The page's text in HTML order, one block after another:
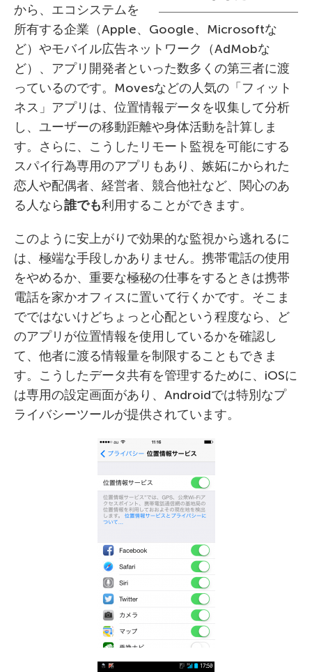
から、エコシステムを
所有する企業（Apple、Google、Microsoftな
ど）やモバイル広告ネットワーク（AdMobな
ど）、アプリ開発者といった数多くの第三者に渡
っているのです。Movesなどの人気の「フィット
ネス」アプリは、位置情報データを収集して分析
し、ユーザーの移動距離や身体活動を計算しま
す。さらに、こうしたリモート監視を可能にする
スパイ行為専用のアプリもあり、嫉妬にかられた
恋人や配偶者、経営者、競合他社など、関心のあ
る人なら誰でも利用することができます。
このように安上がりで効果的な監視から逃れるに
は、極端な手段しかありません。携帯電話の使用
をやめるか、重要な極秘の仕事をするときは携帯
電話を家かオフィスに置いて行くかです。そこま
でではないけどちょっと心配という程度なら、ど
のアプリが位置情報を使用しているかを確認し
て、他者に渡る情報量を制限することもできま
す。こうしたデータ共有を管理するために、iOSに
は専用の設定画面があり、Androidでは特別なプ
ライバシーツールが提供されています。